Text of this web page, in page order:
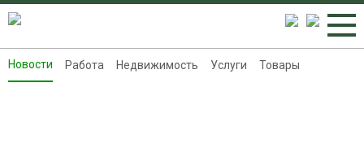
Новости
Новости Работа Недвижимость Услуги Товары